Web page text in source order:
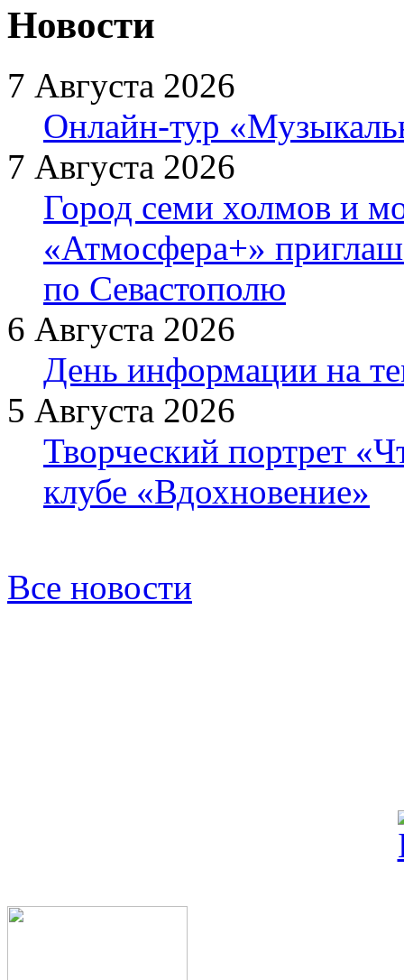
Новости
7 Августа 2026
Онлайн-тур
7 Августа 2026
Город семи холмов и
«Атмосфера+»
по Севастополю
6 Августа 2026
День информации на
5 Августа 2026
Творческий портрет
клубе «Вдохновение»
Все новости